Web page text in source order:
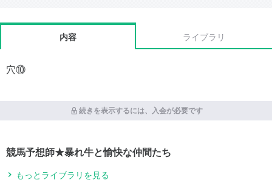
内容 ライブラリ
穴⑩
続きを表示するには、入会が必要です
競馬予想師★暴れ牛と愉快な仲間たち
もっとライブラリを見る